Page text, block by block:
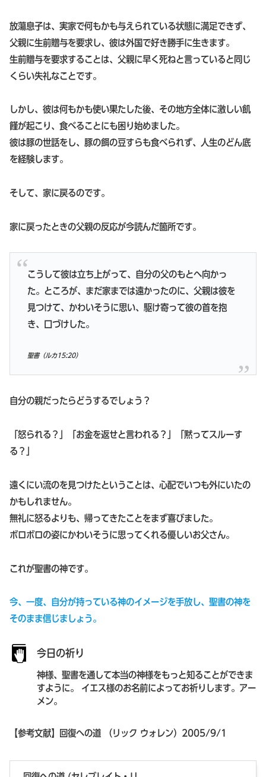
放蕩息子は、実家で何もかも与えられている状態に満足できず、
父親に生前贈与を要求し、彼は外国で好き勝手に生きます。
生前贈与を要求することは、父親に早く死ねと言っていると同じ
くらい失礼なことです。
しかし、彼は何もかも使い果たした後、その地方全体に激しい飢
饉が起こり、食べることにも困り始めました。
彼は豚の世話をし、豚の餌の豆すらも食べられず、人生のどん底
を経験します。
そして、家に戻るのです。
家に戻ったときの父親の反応が今読んだ箇所です。
こうして彼は立ち上がって、自分の父のもとへ向かっ
た。ところが、まだ家までは遠かったのに、父親は彼を
見つけて、かわいそうに思い、駆け寄って彼の首を抱
き、口づけした。
聖書（ルカ15:20）
自分の親だったらどうするでしょう？
「怒られる？」「お金を返せと言われる？」「黙ってスルーす
る？」
遠くにい流のを見つけたということは、心配でいつも外にいたの
かもしれません。
無礼に怒るよりも、帰ってきたことをまず喜びました。
ボロボロの姿にかわいそうに思ってくれる優しいお父さん。
これが聖書の神です。
今、一度、自分が持っている神のイメージを手放し、聖書の神を
そのまま信じましょう。
今日の祈り
神様、聖書を通して本当の神様をもっと知ることができま
すように。 イエス様のお名前によってお祈りします。アー
メン。
【参考文献】回復への道 （リック ウォレン）2005/9/1